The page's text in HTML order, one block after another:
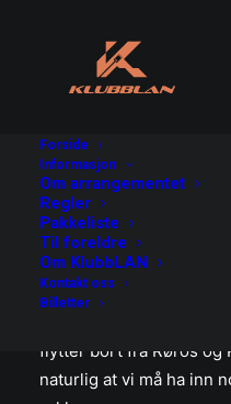
Forside
Informasjon
Om arrangementet
Regler
Pakkeliste
Til foreldre
Om KlubbLAN
Kontakt oss
Billetter
Hei!
Vi er på utkikk etter
flytter bort fra Røros og
naturlig at vi må ha inn